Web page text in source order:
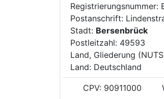
Registrierungsnummer:
Postanschrift:
Stadt: Bersenbrück
Postleitzahl: 49593
Land, Gliederung
Land: Deutschland
CPV: 90911000